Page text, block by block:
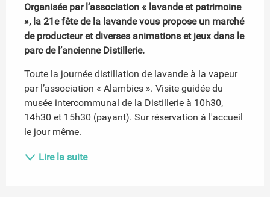
Organisée par l’association « lavande et patrimoine
», la 21e fête de la lavande vous propose un marché
de producteur et diverses animations et jeux dans le
parc de l’ancienne Distillerie.
Toute la journée distillation de lavande à la vapeur
par l’association « Alambics ». Visite guidée du
musée intercommunal de la Distillerie à 10h30,
14h30 et 15h30 (payant). Sur réservation à l'accueil
le jour même.
Lire la suite